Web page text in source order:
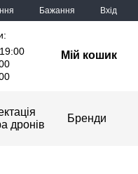
Бажання Вхід
Мій кошик
дронів
Бренди